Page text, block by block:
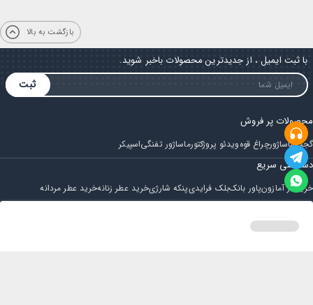
بازگشت به بالا
با ثبت ایمیل ، از جدیدترین محصولات باخبر شوید.
ثبت
محصولات پر فروش
گجتماساژورچراغ قوهویدئو پروژکتورماساژور تفنگیاسپیکر
دسترسی سریع
خرید از آمازونپاور بانکبلک فرایدیپنکه شارژیخرید عطر زنانهخرید عطر مردانه
مجله ایران باباحساب کاربری